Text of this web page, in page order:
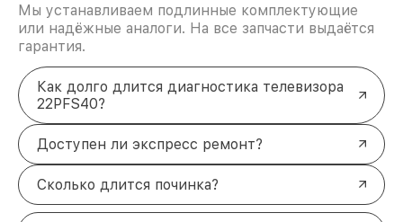
Мы устанавливаем подлинные комплектующие
или надёжные аналоги. На все запчасти выдаётся
гарантия.
Как долго длится диагностика телевизора
22PFS40?
Доступен ли экспресс ремонт?
Сколько длится починка?